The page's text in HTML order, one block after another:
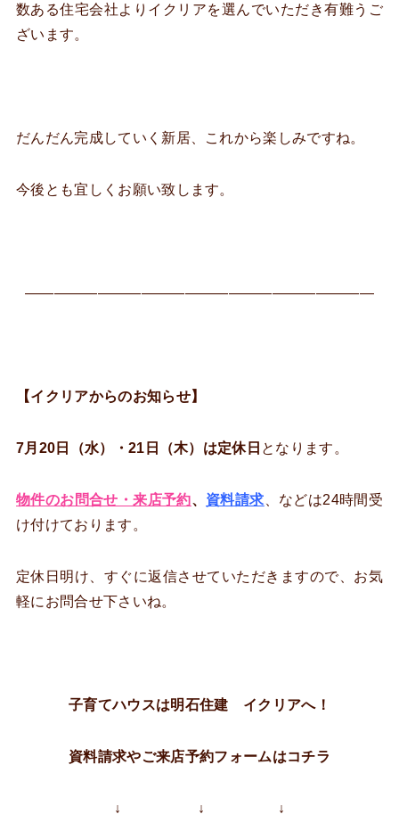
数ある住宅会社よりイクリアを選んでいただき有難うご
ざいます。
だんだん完成していく新居、これから楽しみですね。
今後とも宜しくお願い致します。
————————————————————————
【イクリアからのお知らせ】
7月20日（水）・21日（木）は定休日 となります。
物件のお問合せ・来店予約、 資料請求 、などは24時間受
け付けております。
定休日明け、すぐに返信させていただきますので、お気
軽にお問合せ下さいね。
子育てハウスは明石住建 イクリアへ！
資料請求やご来店予約フォームはコチラ
↓ ↓ ↓